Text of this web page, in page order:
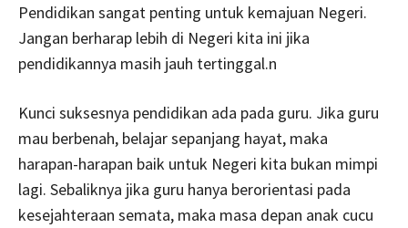
Pendidikan sangat penting untuk kemajuan Negeri.
Jangan berharap lebih di Negeri kita ini jika
pendidikannya masih jauh tertinggal.n
Kunci suksesnya pendidikan ada pada guru. Jika guru
mau berbenah, belajar sepanjang hayat, maka
harapan-harapan baik untuk Negeri kita bukan mimpi
lagi. Sebaliknya jika guru hanya berorientasi pada
kesejahteraan semata, maka masa depan anak cucu